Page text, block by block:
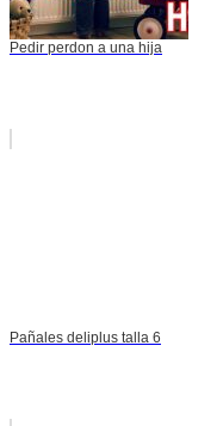
Pedir perdon a una hija
Pañales deliplus talla 6